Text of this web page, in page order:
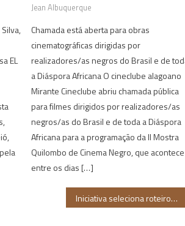
EL
Jean Albuquerque
Chamada está aberta para obras
cinematográficas dirigidas por
realizadores/as negros do Brasil e de
a Diáspora Africana O cineclube alagoano
Mirante Cineclube abriu chamada pública
para filmes dirigidos por realizadores/as
negros/as do Brasil e de toda a Diáspora
Africana para a programação da II Mostra
Quilombo de Cinema Negro, que acontece
entre os dias […]
Iniciativa seleciona roteiros de mulheres negras nordestinas para curta-metragem